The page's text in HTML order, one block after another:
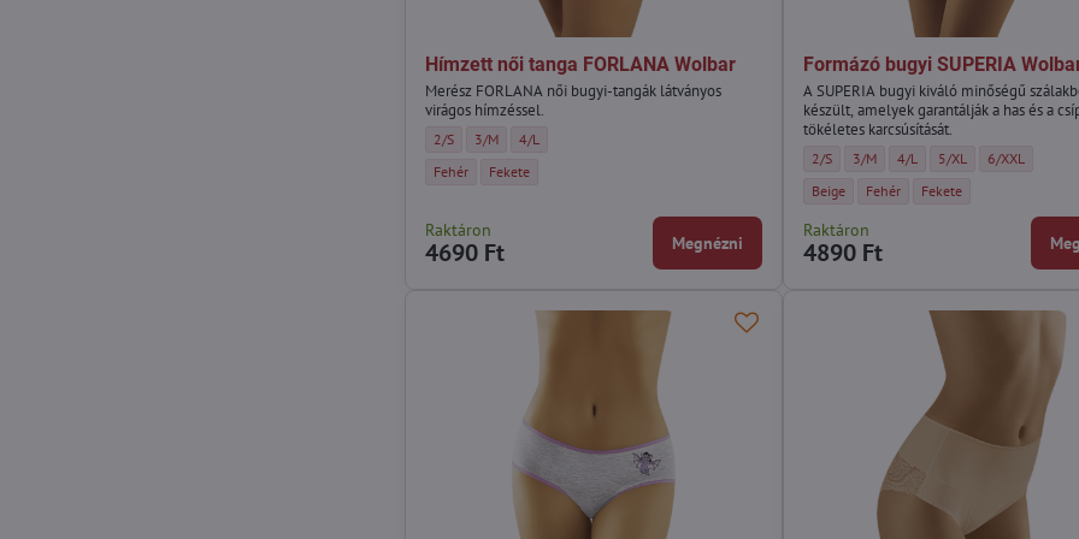
Hímzett női tanga FORLANA Wolbar
Merész FORLANA női bugyi-tangák látványos
virágos hímzéssel.
Hímzett női tanga FORLANA Wolbar - Méret:
2/S Hímzett női tanga FORLANA Wolbar - Méret:
3/M Hímzett női tanga FORLANA Wolbar - Méret:
4/L
Hímzett női tanga FORLANA Wolbar - Szín:
Fehér Hímzett női tanga FORLANA Wolbar - Szín:
Fekete
Raktáron
4690 Ft Megnézni
Formázó bugyi SUPERIA
A SUPERIA bugyi kiváló minőségű
készült, amelyek garantálják a has és a
tökéletes karcsúsítását.
Formázó bugyi SUPERIA Wolbar - Méret:
2/S Formázó bugyi SUPERIA Wolbar -
3/M Formázó bugyi SUPERIA
4/L Formázó bugyi
5/XL Formázó bugyi
6/XXL
Formázó bugyi SUPERIA Wolbar - Szín:
Beige Formázó bugyi SUPERIA Wolbar -
Fehér Formázó bugyi SUPERIA
Fekete
Raktáron
4890 Ft